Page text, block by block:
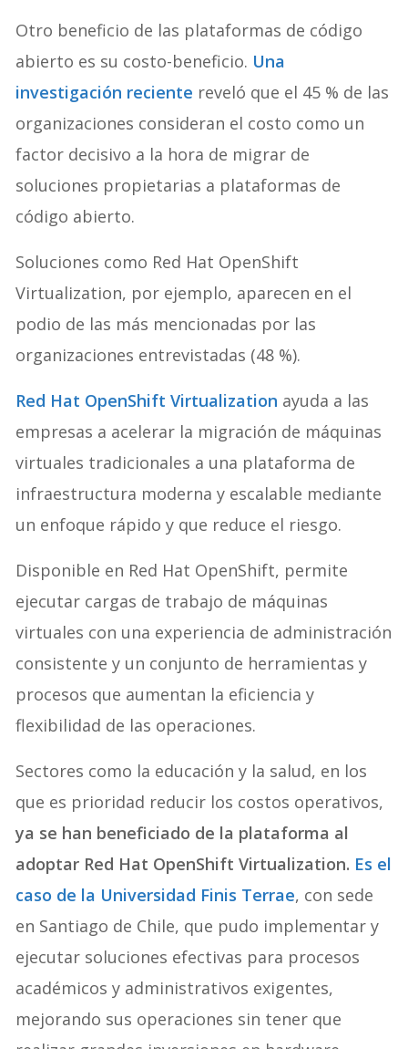
Otro beneficio de las plataformas de código
abierto es su costo-beneficio. Una
investigación reciente reveló que el 45 % de las
organizaciones consideran el costo como un
factor decisivo a la hora de migrar de
soluciones propietarias a plataformas de
código abierto.
Soluciones como Red Hat OpenShift
Virtualization, por ejemplo, aparecen en el
podio de las más mencionadas por las
organizaciones entrevistadas (48 %).
Red Hat OpenShift Virtualization ayuda a las
empresas a acelerar la migración de máquinas
virtuales tradicionales a una plataforma de
infraestructura moderna y escalable mediante
un enfoque rápido y que reduce el riesgo.
Disponible en Red Hat OpenShift, permite
ejecutar cargas de trabajo de máquinas
virtuales con una experiencia de administración
consistente y un conjunto de herramientas y
procesos que aumentan la eficiencia y
flexibilidad de las operaciones.
Sectores como la educación y la salud, en los
que es prioridad reducir los costos operativos,
ya se han beneficiado de la plataforma al
adoptar Red Hat OpenShift Virtualization. Es el
caso de la Universidad Finis Terrae, con sede
en Santiago de Chile, que pudo implementar y
ejecutar soluciones efectivas para procesos
académicos y administrativos exigentes,
mejorando sus operaciones sin tener que